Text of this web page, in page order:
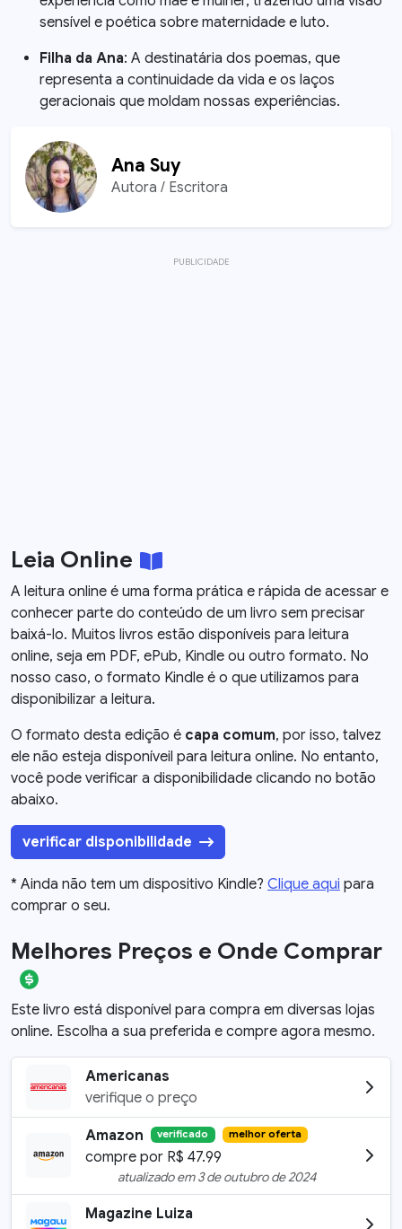
sensível e poética sobre maternidade e luto.
Filha da Ana: A destinatária dos poemas, que
representa a continuidade da vida e os laços
geracionais que moldam nossas experiências.
Ana Suy
Autora / Escritora
Leia Online
A leitura online é uma forma prática e rápida de acessar e
conhecer parte do conteúdo de um livro sem precisar
baixá-lo. Muitos livros estão disponíveis para leitura
online, seja em PDF, ePub, Kindle ou outro formato. No
nosso caso, o formato Kindle é o que utilizamos para
disponibilizar a leitura.
O formato desta edição é capa comum, por isso, talvez
ele não esteja disponíveil para leitura online. No entanto,
você pode verificar a disponibilidade clicando no botão
abaixo.
verificar disponibilidade
* Ainda não tem um dispositivo Kindle? Clique aqui para
comprar o seu.
Melhores Preços e Onde Comprar
Este livro está disponível para compra em diversas lojas
online. Escolha a sua preferida e compre agora mesmo.
Americanas
verifique o preço
Amazon verificado melhor oferta
compre por R$ 47.99
atualizado em3 de outubro de 2024
Magazine Luiza